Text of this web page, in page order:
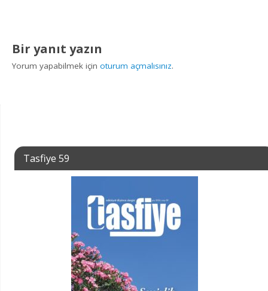
Bir yanıt yazın
Yorum yapabilmek içinoturum açmalısınız.
Tasfiye 59